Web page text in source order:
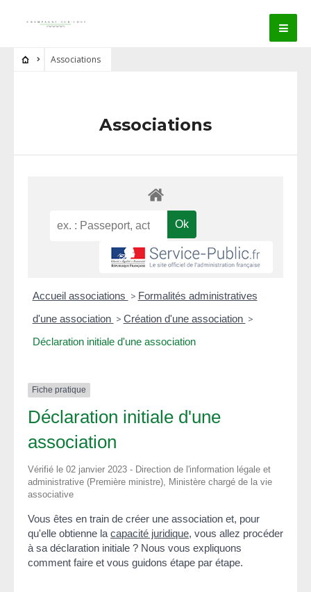
Associations
Associations
Accueil associations > Formalités administratives
d'une association > Création d'une association >
Déclaration initiale d'une association
Fiche pratique
Déclaration initiale d'une
association
Vérifié le 02 janvier 2023 - Direction de l'information légale et
administrative (Première ministre), Ministère chargé de la vie
associative
Vous êtes en train de créer une association et, pour
qu'elle obtienne la capacité juridique, vous allez procéder
à sa déclaration initiale ? Nous vous expliquons
comment faire et vous guidons étape par étape.